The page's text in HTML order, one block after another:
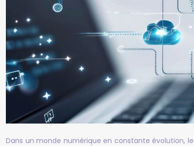
Dans un monde numérique en constante évolution,